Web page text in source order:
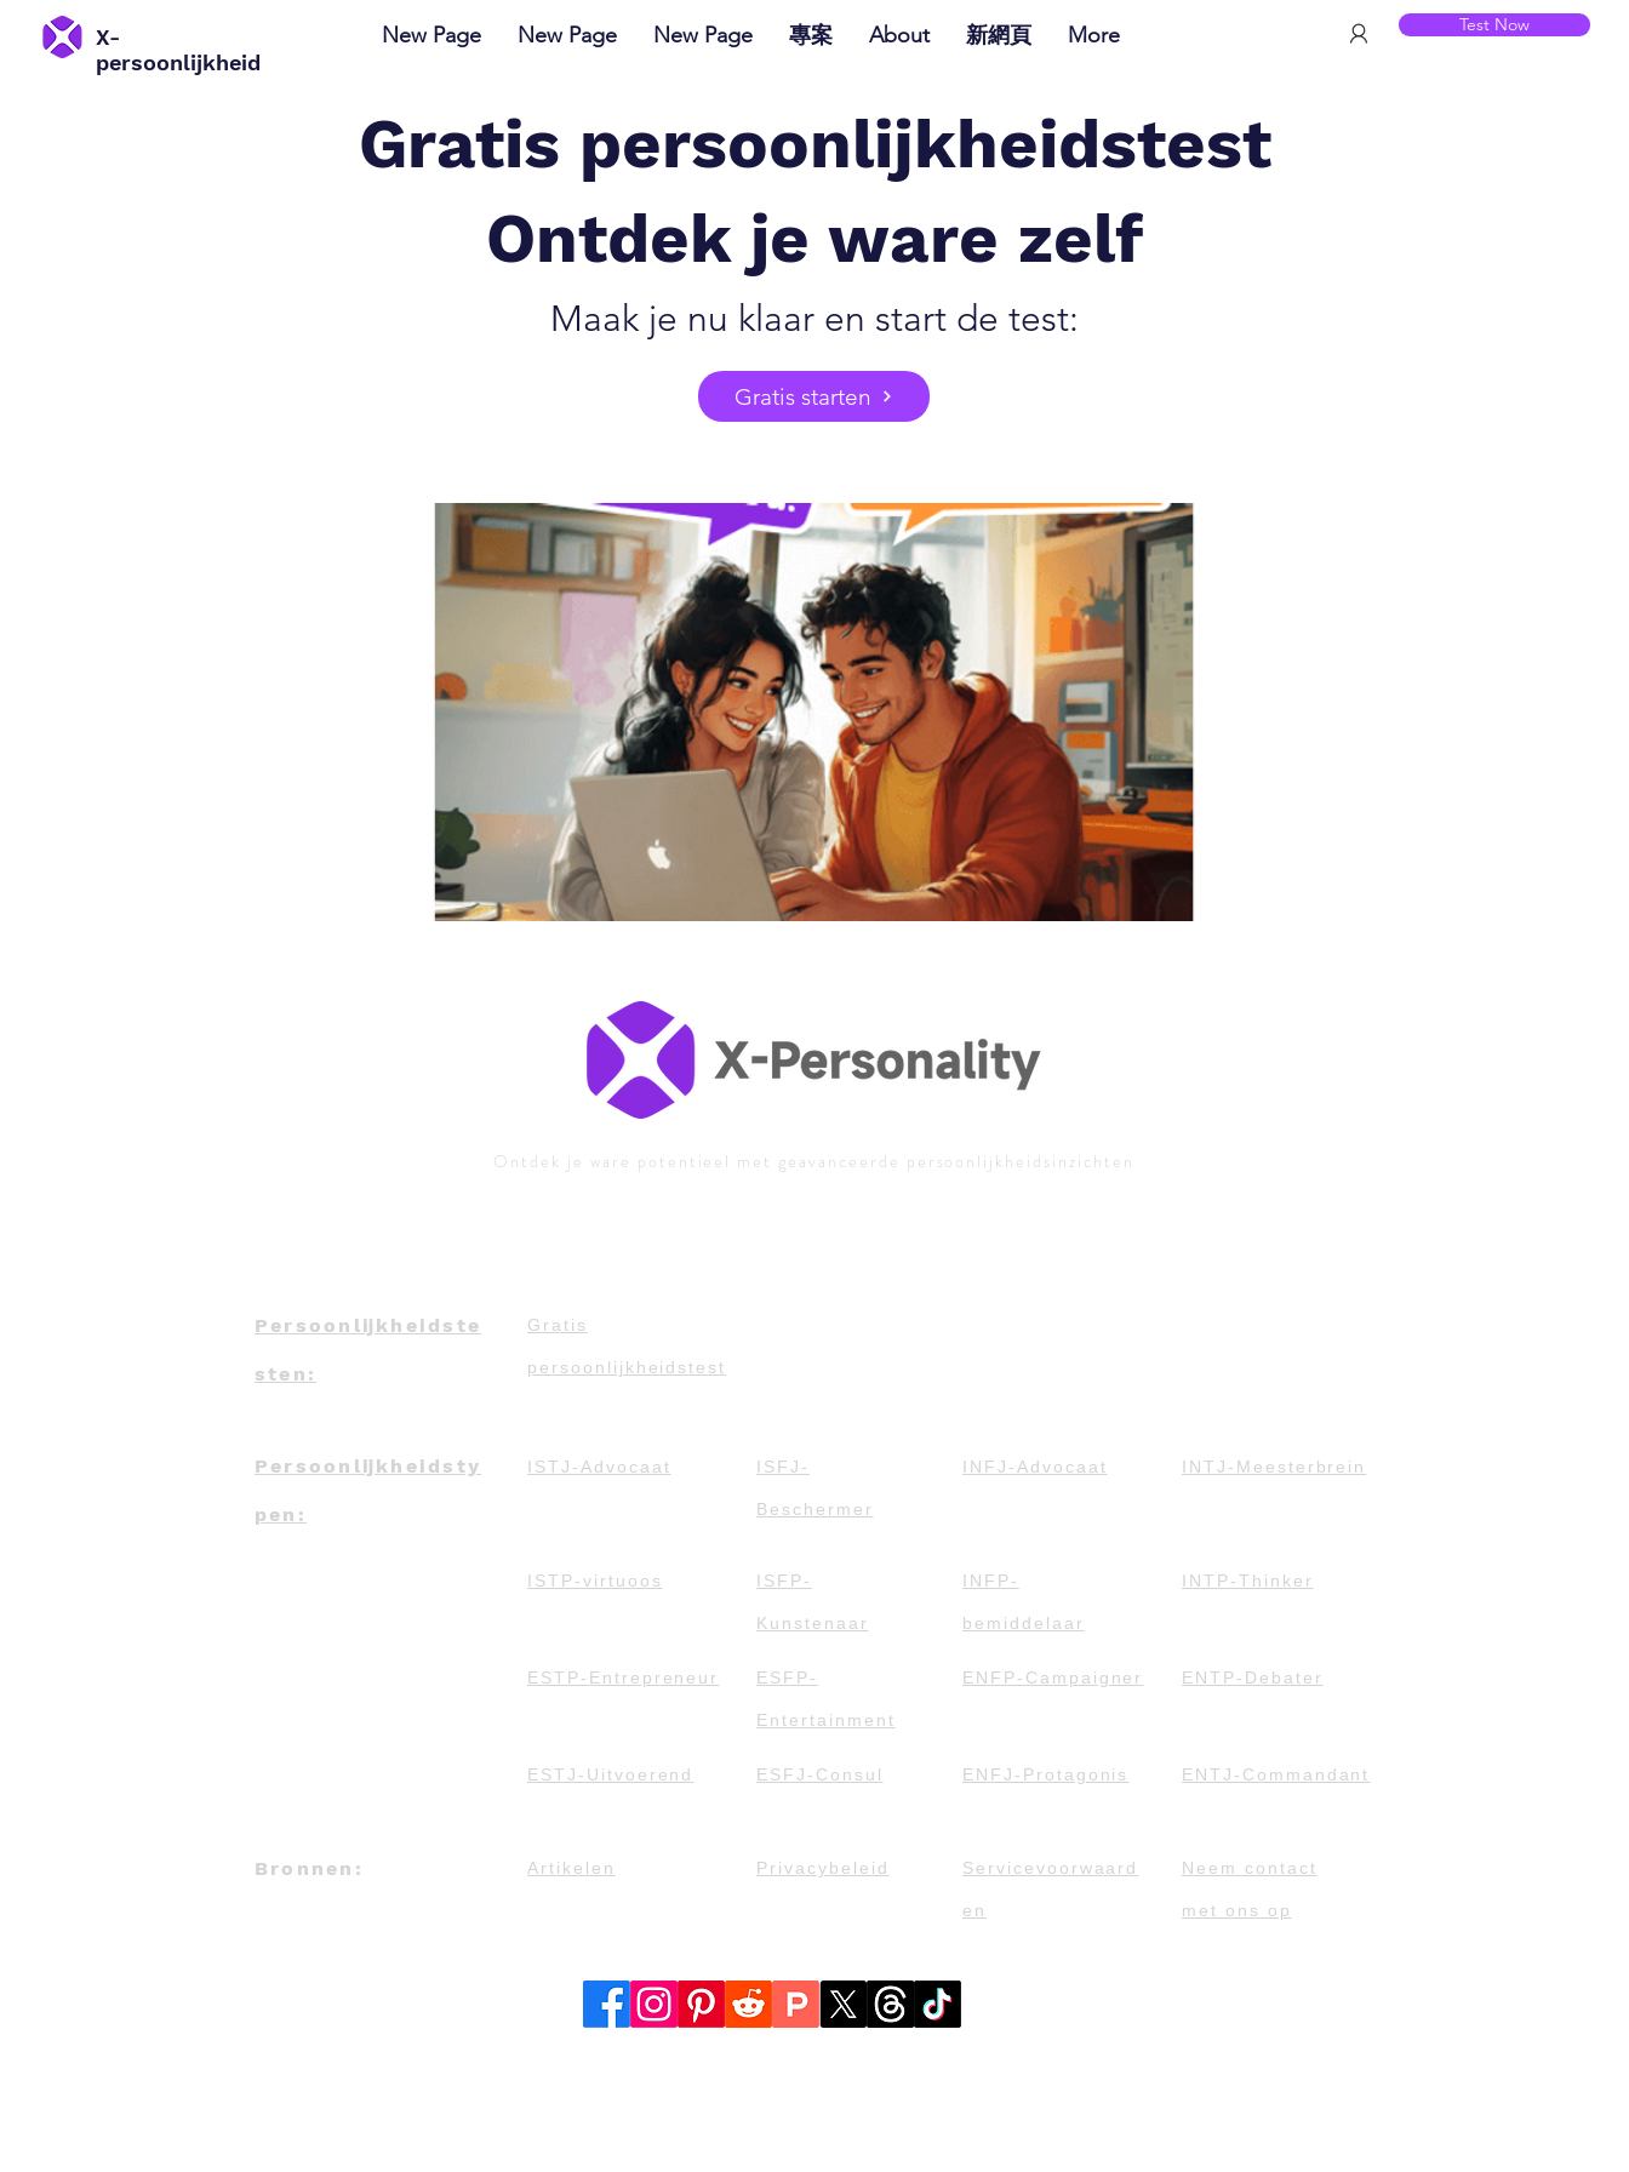
X-
persoonlijkheid
New Page New Page New Page 專案 About 新網頁 More Test Now
Gratis persoonlijkheidstest
Ontdek je ware zelf
Maak je nu klaar en start de test:
Gratis starten
Ontdek je ware potentieel met geavanceerde persoonlijkheidsinzichten
Persoonlijkheidste
sten:
Persoonlijkheidsty
pen:
Bronnen:
Gratis
persoonlijkheidstest
ISTJ-Advocaat
ISTP-virtuoos
ESTP-Entrepreneur
ESTJ-Uitvoerend
Artikelen
ISFJ-
Beschermer
ISFP-
Kunstenaar
ESFP-
Entertainment
ESFJ-Consul
INFJ-Advocaat
INFP-
bemiddelaar
ENFP-Campaigner
ENFJ-Protagonis
INTJ-Meesterbrein
INTP-Thinker
ENTP-Debater
ENTJ-Commandant
Privacybeleid Servicevoorwaard
en
Neem contact
met ons op